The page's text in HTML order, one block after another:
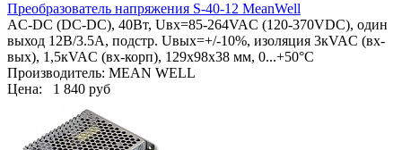
Преобразователь напряжения S-40-12 MeanWell
AC-DC (DC-DC), 40Вт, Uвх=85-264VAC (120-370VDC), один
выход 12В/3.5А, подстр. Uвых=+/-10%, изоляция 3кVAC (вх-
вых), 1,5кVAC (вх-корп), 129х98х38 мм, 0...+50°С
Производитель: MEAN WELL
Цена: 1 840 руб